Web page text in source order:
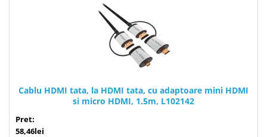
Cablu HDMI tata, la HDMI tata, cu adaptoare mini HDMI
si micro HDMI, 1.5m, L102142
Pret:
58,46lei